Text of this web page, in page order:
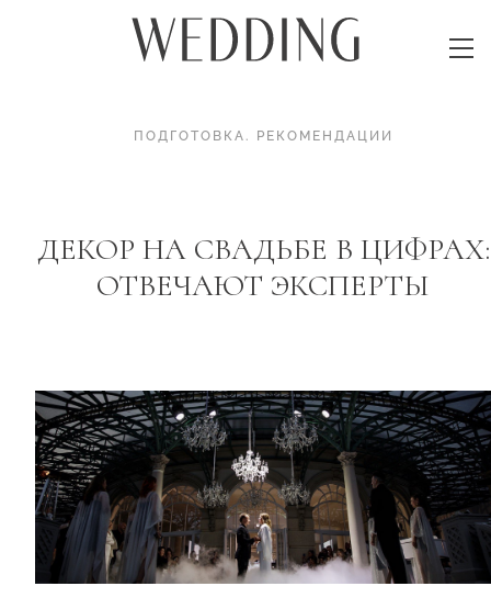
ПОДГОТОВКА. РЕКОМЕНДАЦИИ
ДЕКОР НА СВАДЬБЕ В ЦИФРАХ:
ОТВЕЧАЮТ ЭКСПЕРТЫ